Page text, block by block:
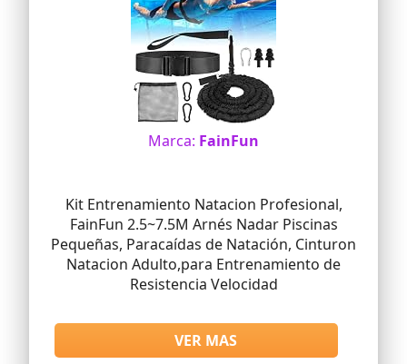
Marca: FainFun
Kit Entrenamiento Natacion Profesional,
FainFun 2.5~7.5M Arnés Nadar Piscinas
Pequeñas, Paracaídas de Natación, Cinturon
Natacion Adulto,para Entrenamiento de
Resistencia Velocidad
VER MAS